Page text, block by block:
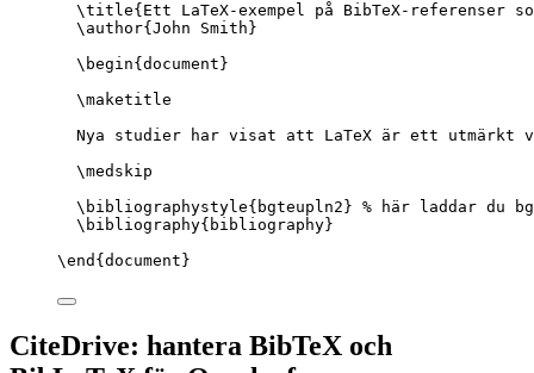
\title{Ett LaTeX-exempel på BibTeX-
\author{John Smith}
\begin{ document }
\maketitle
Nya studier har visat att LaTeX är ett utmärkt
\medskip
\bibliographystyle{bgteupln2} % här laddar du
\bibliography{bibliography}
\end { document }
CiteDrive: hantera BibTeX och